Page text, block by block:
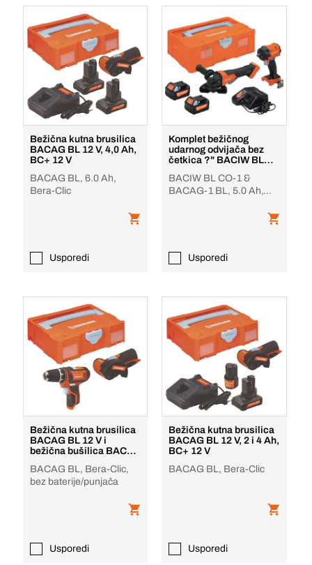
Bežična kutna brusilica
BACAG BL 12 V, 4,0 Ah,
BC+ 12 V
BACAG BL, 6.0 Ah,
Bera-Clic
Usporedi
Komplet bežičnog
udarnog odvijača bez
četkica ?" BACIW BL
BACIW BL CO-1 &
BACAG-1 BL, 5.0 Ah,
Usporedi
Bežična kutna brusilica
BACAG BL 12 V i
bežična bušilica BACD-
BACAG BL, Bera-Clic,
bez baterije/punjača
Usporedi
Bežična kutna brusilica
BACAG BL 12 V, 2 i 4 Ah,
BC+ 12 V
BACAG BL, Bera-Clic
Usporedi